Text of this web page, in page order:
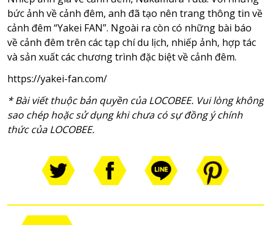
bức ảnh về cảnh đêm, anh đã tạo nên trang thông tin về
cảnh đêm “Yakei FAN”. Ngoài ra còn có những bài báo
về cảnh đêm trên các tạp chí du lịch, nhiếp ảnh, hợp tác
và sản xuất các chương trình đặc biệt về cảnh đêm.
https://yakei-fan.com/
* Bài viết thuộc bản quyền của LOCOBEE. Vui lòng không
sao chép hoặc sử dụng khi chưa có sự đồng ý chính
thức của LOCOBEE.